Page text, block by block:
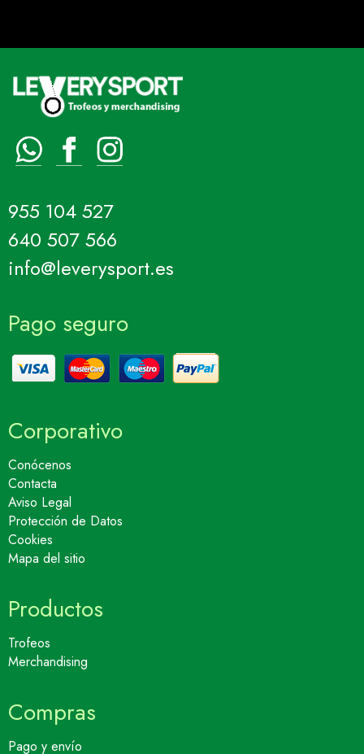
955 104 527
640 507 566
info@leverysport.es
Pago seguro
Corporativo
Conócenos
Contacta
Aviso Legal
Protección de Datos
Cookies
Mapa del sitio
Productos
Trofeos
Merchandising
Compras
Pago y envío